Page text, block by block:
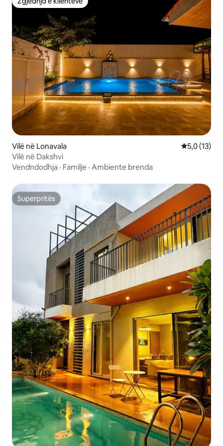
Zgjedhja e klientëve
Vilë në Lonavala Vlerësimi
5,0 (13)
Vilë në Dakshvi
Vendndodhja · Familje · Ambiente brenda
Superpritës
Superpritës